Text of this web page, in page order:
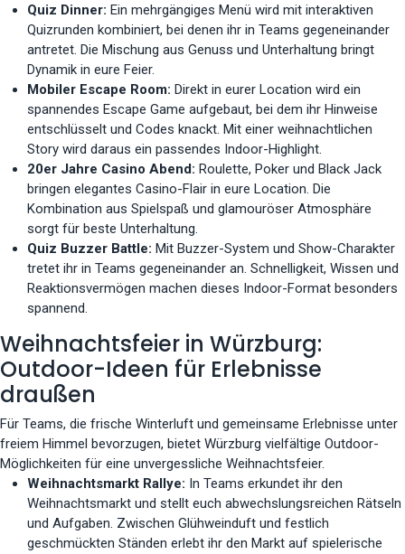
Quiz Dinner: Ein mehrgängiges Menü wird mit interaktiven
Quizrunden kombiniert, bei denen ihr in Teams gegeneinander
antretet. Die Mischung aus Genuss und Unterhaltung bringt
Dynamik in eure Feier.
Mobiler Escape Room: Direkt in eurer Location wird ein
spannendes Escape Game aufgebaut, bei dem ihr Hinweise
entschlüsselt und Codes knackt. Mit einer weihnachtlichen
Story wird daraus ein passendes Indoor-Highlight.
20er Jahre Casino Abend: Roulette, Poker und Black Jack
bringen elegantes Casino-Flair in eure Location. Die
Kombination aus Spielspaß und glamouröser Atmosphäre
sorgt für beste Unterhaltung.
Quiz Buzzer Battle: Mit Buzzer-System und Show-Charakter
tretet ihr in Teams gegeneinander an. Schnelligkeit, Wissen und
Reaktionsvermögen machen dieses Indoor-Format besonders
spannend.
Weihnachtsfeier in Würzburg:
Outdoor-Ideen für Erlebnisse
draußen
Für Teams, die frische Winterluft und gemeinsame Erlebnisse unter
freiem Himmel bevorzugen, bietet Würzburg vielfältige Outdoor-
Möglichkeiten für eine unvergessliche Weihnachtsfeier.
Weihnachtsmarkt Rallye: In Teams erkundet ihr den
Weihnachtsmarkt und stellt euch abwechslungsreichen Rätseln
und Aufgaben. Zwischen Glühweinduft und festlich
geschmückten Ständen erlebt ihr den Markt auf spielerische